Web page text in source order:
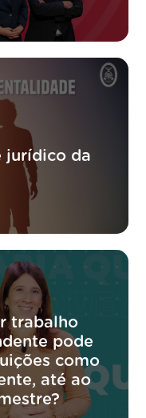
jurídico da
trabalho
pode
como
até ao